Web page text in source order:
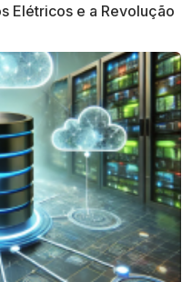
Elétricos e a Revolução